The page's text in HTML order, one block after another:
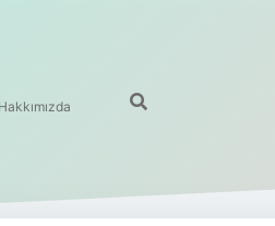
Hakkımızda